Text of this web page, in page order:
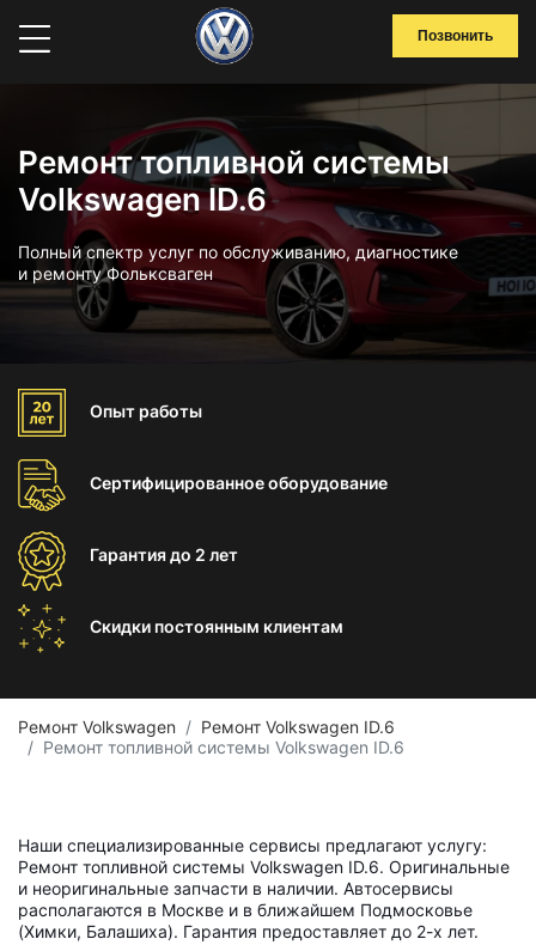
Позвонить
Ремонт топливной системы
Volkswagen ID.6
Полный спектр услуг по обслуживанию, диагностике
и ремонту Фольксваген
Опыт работы
Сертифицированноеоборудование
Гарантиядо 2 лет
Скидки постоянным клиентам
Ремонт Volkswagen
Ремонт Volkswagen ID.6
Ремонт топливной системы Volkswagen ID.6
Наши специализированные сервисы предлагают услугу:
Ремонт топливной системы Volkswagen ID.6. Оригинальные
и неоригинальные запчасти в наличии. Автосервисы
располагаются в Москве и в ближайшем Подмосковье
(Химки, Балашиха). Гарантия предоставляет до 2-х лет.